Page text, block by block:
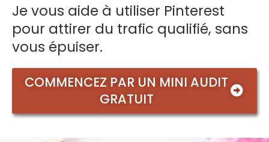
Je vous aide à utiliser Pinterest
pour attirer du trafic qualifié, sans
vous épuiser.
COMMENCEZ PAR UN MINI AUDIT
GRATUIT